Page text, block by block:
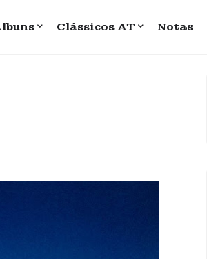
Clássicos AT Notas